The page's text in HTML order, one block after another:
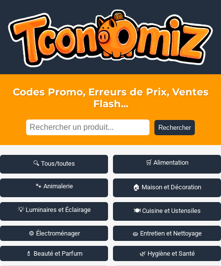
Codes Promo, Erreurs de Prix, Ventes
Flash...
Rechercher
🔍 Tous/toutes 🛒 Alimentation
🐾 Animalerie 🏠 Maison et Décoration
💡 Luminaires et Éclairage 🍽️ Cuisine et Ustensiles
⚙️ Électroménager 🧽 Entretien et Nettoyage
💄 Beauté et Parfum 🌿 Hygiène et Santé